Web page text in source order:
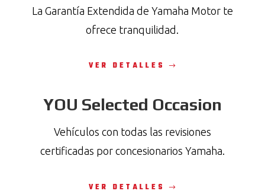
La Garantía Extendida de Yamaha Motor te
ofrece tranquilidad.
VER DETALLES
YOU Selected Occasion
Vehículos con todas las revisiones
certificadas por concesionarios Yamaha.
VER DETALLES